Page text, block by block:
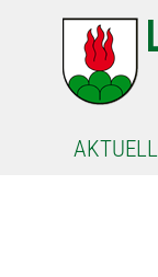
AKTUELL